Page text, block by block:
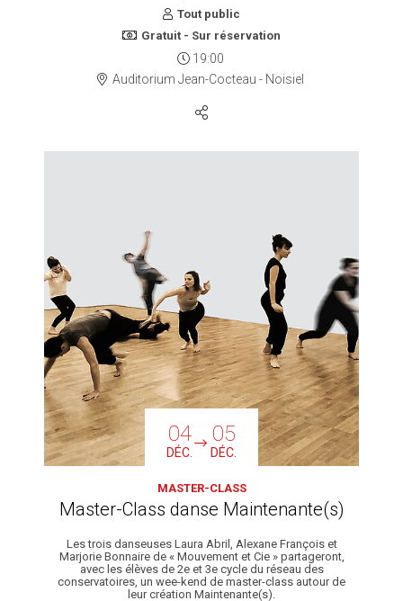
Tout public
Gratuit - Sur réservation
19:00
Auditorium Jean-Cocteau - Noisiel
04
DÉC.
05
DÉC.
MASTER-CLASS
Master-Class danse Maintenante(s)
Les trois danseuses Laura Abril, Alexane François et
Marjorie Bonnaire de « Mouvement et Cie » partageront,
avec les élèves de 2e et 3e cycle du réseau des
conservatoires, un wee-kend de master-class autour de
leur création Maintenante(s).